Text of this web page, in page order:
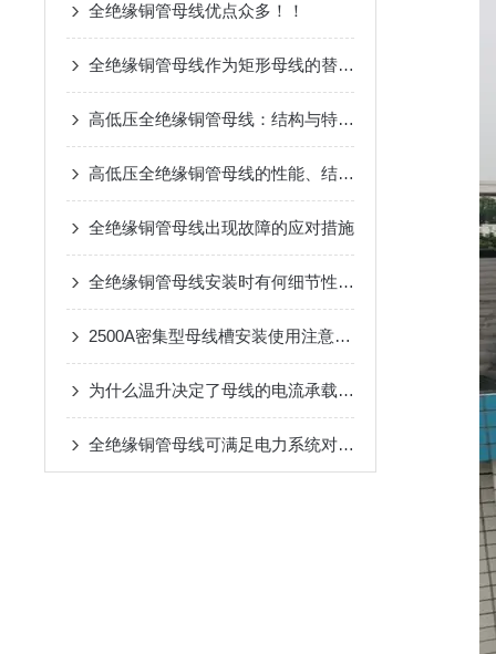
全绝缘铜管母线优点众多！！
全绝缘铜管母线作为矩形母线的替代品
高低压全绝缘铜管母线：结构与特点深度解析
高低压全绝缘铜管母线的性能、结构与技术优势
全绝缘铜管母线出现故障的应对措施
全绝缘铜管母线安装时有何细节性的工艺要求？
2500A密集型母线槽安装使用注意防水
为什么温升决定了母线的电流承载能力？
全绝缘铜管母线可满足电力系统对大电流传输的要求